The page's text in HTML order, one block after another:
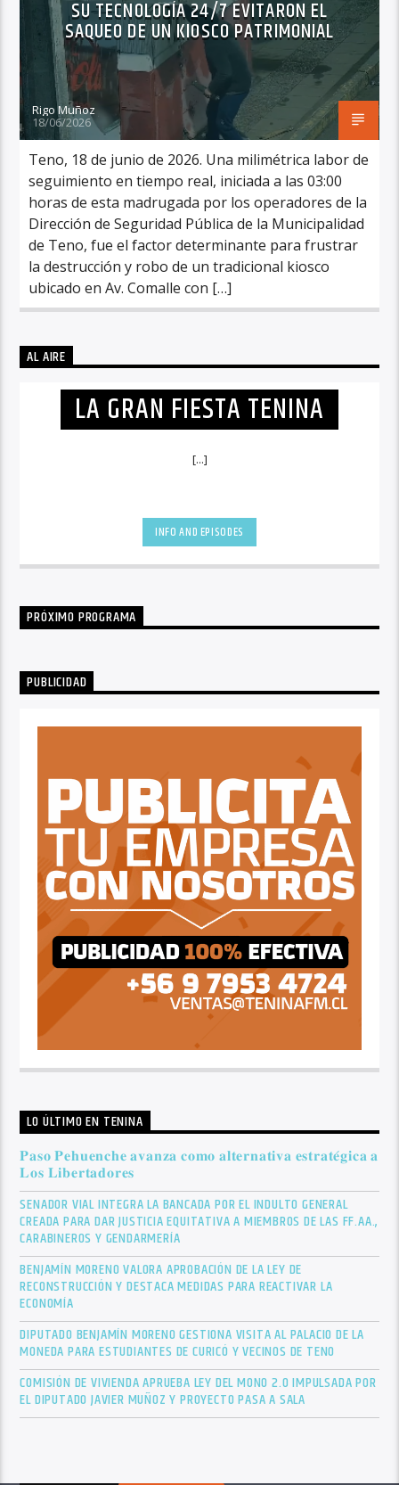
SU TECNOLOGÍA 24/7 EVITARON EL
SAQUEO DE UN KIOSCO PATRIMONIAL
Rigo Muñoz
18/06/2026
Teno, 18 de junio de 2026. Una milimétrica labor de
seguimiento en tiempo real, iniciada a las 03:00
horas de esta madrugada por los operadores de la
Dirección de Seguridad Pública de la Municipalidad
de Teno, fue el factor determinante para frustrar
la destrucción y robo de un tradicional kiosco
ubicado en Av. Comalle con […]
AL AIRE
LA GRAN FIESTA TENINA
[...]
INFO AND EPISODES
PRÓXIMO PROGRAMA
PUBLICIDAD
LO ÚLTIMO EN TENINA
𝐏𝐚𝐬𝐨 𝐏𝐞𝐡𝐮𝐞𝐧𝐜𝐡𝐞 𝐚𝐯𝐚𝐧𝐳𝐚 𝐜𝐨𝐦𝐨 𝐚𝐥𝐭𝐞𝐫𝐧𝐚𝐭𝐢𝐯𝐚 𝐞𝐬𝐭𝐫𝐚𝐭𝐞́𝐠𝐢𝐜𝐚 𝐚
𝐋𝐨𝐬 𝐋𝐢𝐛𝐞𝐫𝐭𝐚𝐝𝐨𝐫𝐞𝐬
SENADOR VIAL INTEGRA LA BANCADA POR EL INDULTO GENERAL
CREADA PARA DAR JUSTICIA EQUITATIVA A MIEMBROS DE LAS FF.AA.,
CARABINEROS Y GENDARMERÍA
BENJAMÍN MORENO VALORA APROBACIÓN DE LA LEY DE
RECONSTRUCCIÓN Y DESTACA MEDIDAS PARA REACTIVAR LA
ECONOMÍA
DIPUTADO BENJAMÍN MORENO GESTIONA VISITA AL PALACIO DE LA
MONEDA PARA ESTUDIANTES DE CURICÓ Y VECINOS DE TENO
COMISIÓN DE VIVIENDA APRUEBA LEY DEL MONO 2.0 IMPULSADA POR
EL DIPUTADO JAVIER MUÑOZ Y PROYECTO PASA A SALA